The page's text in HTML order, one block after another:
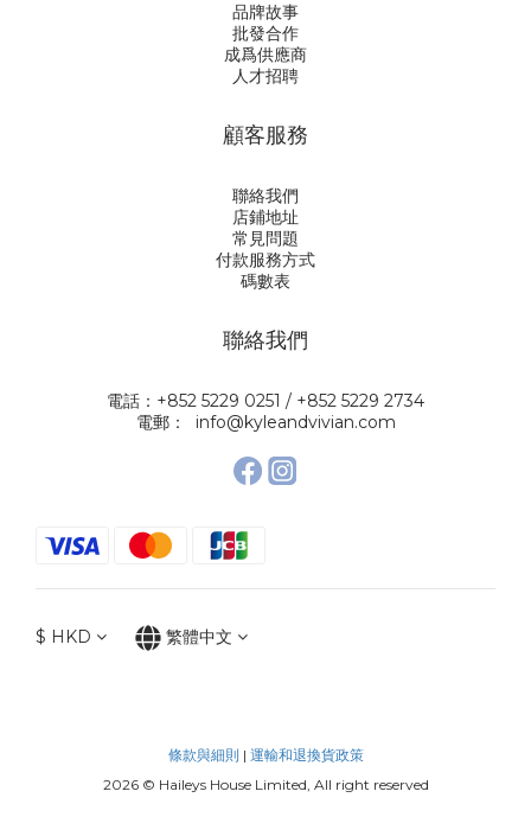
品牌故事
批發合作
成爲供應商
人才招聘
顧客服務
聯絡我們
店鋪地址
常見問題
付款服務方式
碼數表
聯絡我們
電話：+852 5229 0251 / +852 5229 2734
電郵： info@kyleandvivian.com
$ HKD 繁體中文
條款與細則 | 運輸和退換貨政策
2026 © Haileys House Limited, All right reserved